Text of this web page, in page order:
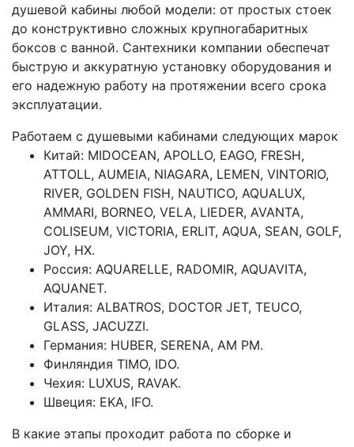
душевой кабины любой модели: от простых стоек
до конструктивно сложных крупногабаритных
боксов с ванной. Сантехники компании обеспечат
быструю и аккуратную установку оборудования и
его надежную работу на протяжении всего срока
эксплуатации.
Работаем с душевыми кабинами следующих марок
Китай: MIDOCEAN, APOLLO, EAGO, FRESH,
ATTOLL, AUMEIA, NIAGARA, LEMEN, VINTORIO,
RIVER, GOLDEN FISH, NAUTICO, AQUALUX,
AMMARI, BORNEO, VELA, LIEDER, AVANTA,
COLISEUM, VICTORIA, ERLIT, AQUA, SEAN, GOLF,
JOY, HX.
Россия: AQUARELLE, RADOMIR, AQUAVITA,
AQUANET.
Италия: ALBATROS, DOCTOR JET, TEUCO,
GLASS, JACUZZI.
Германия: HUBER, SERENA, AM PM.
Финляндия TIMO, IDO.
Чехия: LUXUS, RAVAK.
Швеция: EKA, IFO.
В какие этапы проходит работа по сборке и